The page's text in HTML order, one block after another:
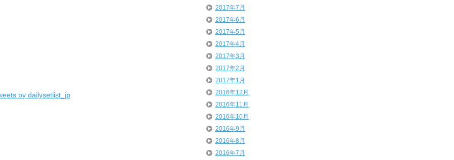
by dailysetlist_jp
2017年7月
2017年6月
2017年5月
2017年4月
2017年3月
2017年2月
2017年1月
2016年12月
2016年11月
2016年10月
2016年9月
2016年8月
2016年7月